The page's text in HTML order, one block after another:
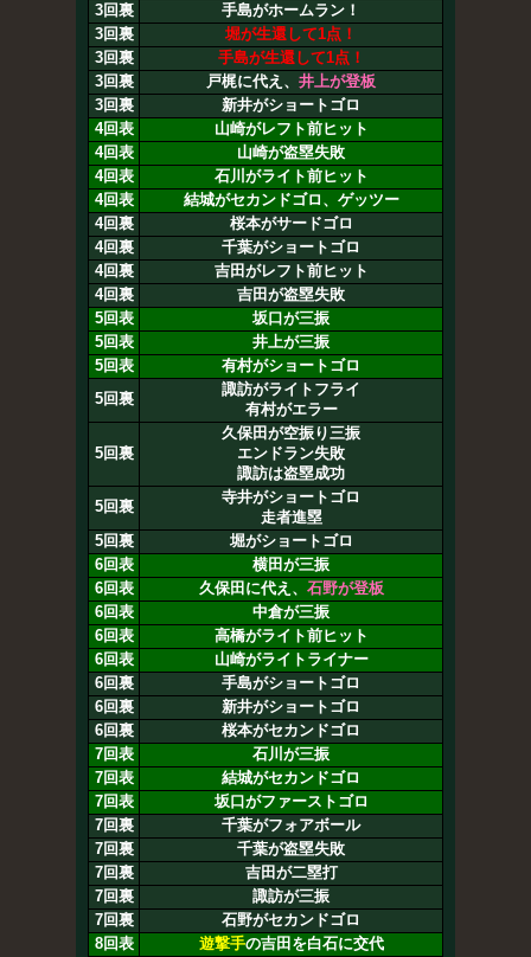
3回裏
手島がホームラン！
3回裏
堀が生還して1点！
3回裏
手島が生還して1点！
3回裏
戸梶に代え、 井上が登板
3回裏
新井がショートゴロ
4回表
山崎がレフト前ヒット
4回表
山崎が盗塁失敗
4回表
石川がライト前ヒット
4回表
結城がセカンドゴロ、ゲッツー
4回裏
桜本がサードゴロ
4回裏
千葉がショートゴロ
4回裏
吉田がレフト前ヒット
4回裏
吉田が盗塁失敗
5回表
坂口が三振
5回表
井上が三振
5回表
有村がショートゴロ
5回裏
諏訪がライトフライ
有村がエラー
5回裏
久保田が空振り三振
エンドラン失敗
諏訪は盗塁成功
5回裏
寺井がショートゴロ
走者進塁
5回裏
堀がショートゴロ
6回表
横田が三振
6回表
久保田に代え、 石野が登板
6回表
中倉が三振
6回表
高橋がライト前ヒット
6回表
山崎がライトライナー
6回裏
手島がショートゴロ
6回裏
新井がショートゴロ
6回裏
桜本がセカンドゴロ
7回表
石川が三振
7回表
結城がセカンドゴロ
7回表
坂口がファーストゴロ
7回裏
千葉がフォアボール
7回裏
千葉が盗塁失敗
7回裏
吉田が二塁打
7回裏
諏訪が三振
7回裏
石野がセカンドゴロ
8回表
遊撃手の吉田を白石に交代